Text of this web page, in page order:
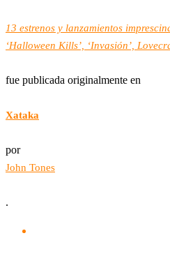
13 estrenos y lanzamientos
‘Halloween Kills’, ‘Invasión’,
fue publicada originalmente en
Xataka
por
John Tones
.